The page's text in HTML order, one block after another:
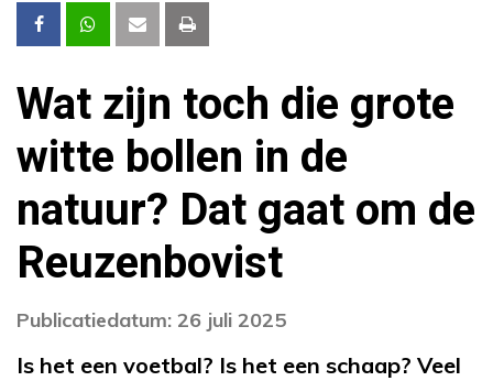
Wat zijn toch die grote
witte bollen in de
natuur? Dat gaat om de
Reuzenbovist
Publicatiedatum: 26 juli 2025
Is het een voetbal? Is het een schaap? Veel